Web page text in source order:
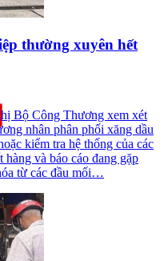
thường xuyên hết
Bộ Công Thương xem xét
nhân phân phối xăng dầu
kiểm tra hệ thống của các
và báo cáo đang gặp
từ các đầu mối…